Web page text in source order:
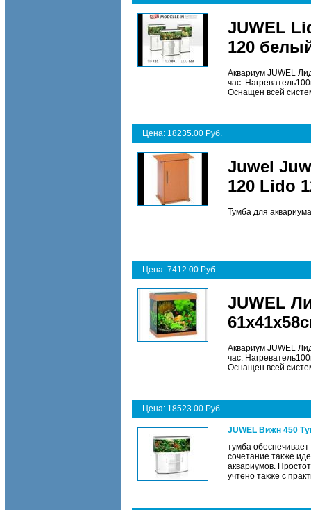
JUWEL
120
Аквариум JUWEL
час.
Оснащен всей
Цена: 18235.00 Руб.
Juwel
120 Lido
Тумба для
Цена: 7412.00 Руб.
JUWEL
Аквариум JUWEL
час.
Оснащен всей
Цена: 18523.00 Руб.
JUWEL Вижн 450
тумба
сочетание также
аквариумов.
учтено также с